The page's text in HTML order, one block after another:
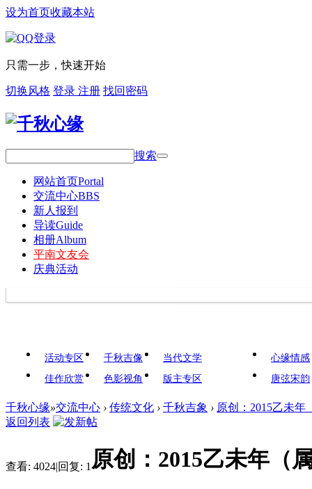
设为首页收藏本站
只需一步，快速开始
切换风格 登录 注册 找回密码
搜索
网站首页Portal
交流中心BBS
新人报到
导读Guide
相册Album
平南文友会
庆典活动
活动专区 千秋吉像
当代文学
佳作欣赏
色影视角 版主专区
心缘情感
唐弦宋韵
千秋心缘»交流中心 › 传统文化 › 千秋吉象 › 原创：2015乙未年
返回列表
查看: 4024|回复: 1 原创：2015乙未年（